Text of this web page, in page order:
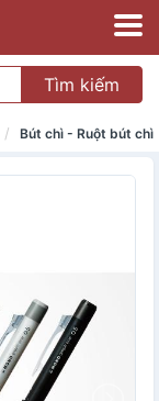
Tìm kiếm
Bút chì - Ruột bút chì